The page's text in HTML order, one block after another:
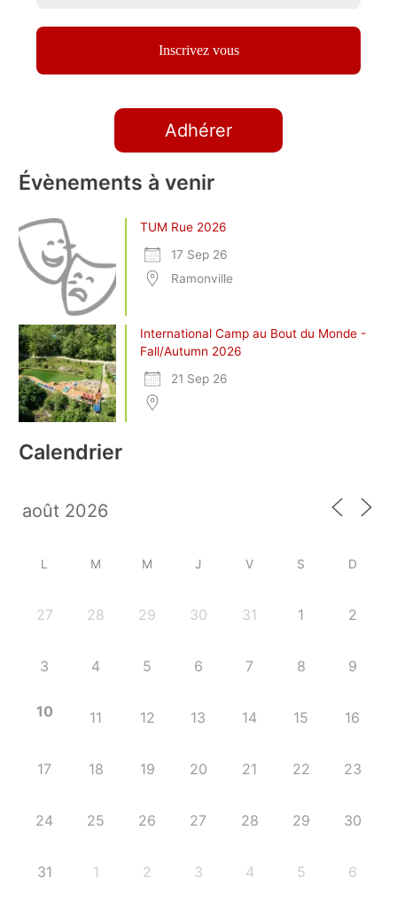
Adhérer
Évènements à venir
TUM Rue 2026
17 Sep 26
Ramonville
International Camp au Bout du Monde -
Fall/Autumn 2026
21 Sep 26
Calendrier
L M M J V S D
27 28 29 30 31 1 2
3 4 5 6 7 8 9
10 11 12 13 14 15 16
17 18 19 20 21 22 23
24 25 26 27 28 29 30
31 1 2 3 4 5 6